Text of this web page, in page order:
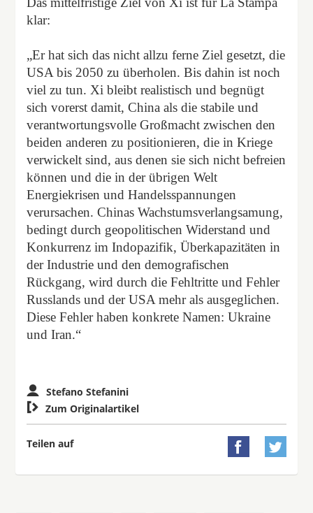
klar:
„Er hat sich das nicht allzu ferne Ziel gesetzt, die
USA bis 2050 zu überholen. Bis dahin ist noch
viel zu tun. Xi bleibt realistisch und begnügt
sich vorerst damit, China als die stabile und
verantwortungsvolle Großmacht zwischen den
beiden anderen zu positionieren, die in Kriege
verwickelt sind, aus denen sie sich nicht befreien
können und die in der übrigen Welt
Energiekrisen und Handelsspannungen
verursachen. Chinas Wachstumsverlangsamung,
bedingt durch geopolitischen Widerstand und
Konkurrenz im Indopazifik, Überkapazitäten in
der Industrie und den demografischen
Rückgang, wird durch die Fehltritte und Fehler
Russlands und der USA mehr als ausgeglichen.
Diese Fehler haben konkrete Namen: Ukraine
und Iran.“
Stefano Stefanini
 Zum Originalartikel
Teilen auf  